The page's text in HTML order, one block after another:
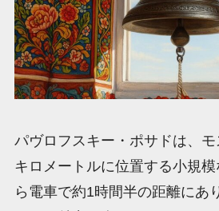
パヴロフスキー・ポサドは、
キロメートルに位置する小規
ら電車で約1時間半の距離にあ